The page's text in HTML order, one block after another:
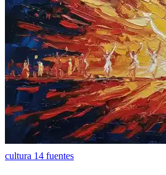
cultura 14 fuentes